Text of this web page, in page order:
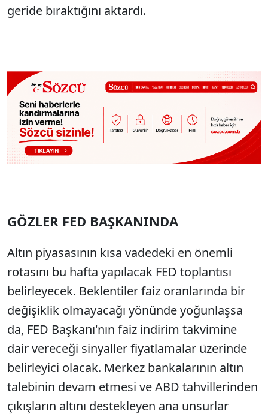
geride bıraktığını aktardı.
GÖZLER FED BAŞKANINDA
Altın piyasasının kısa vadedeki en önemli
rotasını bu hafta yapılacak FED toplantısı
belirleyecek. Beklentiler faiz oranlarında bir
değişiklik olmayacağı yönünde yoğunlaşsa
da, FED Başkanı'nın faiz indirim takvimine
dair vereceği sinyaller fiyatlamalar üzerinde
belirleyici olacak. Merkez bankalarının altın
talebinin devam etmesi ve ABD tahvillerinden
çıkışların altını destekleyen ana unsurlar